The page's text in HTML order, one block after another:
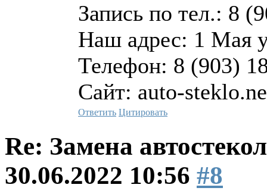
Запись по тел.: 8
Наш адрес: 1 Мая
Телефон: 8 (903)
Сайт: auto-
Ответить Цитировать
Re: Замена
30.06.2022 10:56 #8